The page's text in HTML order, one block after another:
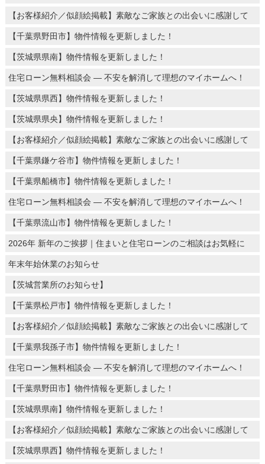
【お客様紹介／似顔絵掲載】素敵なご家族との出会いに感謝して
【千葉県野田市】物件情報を更新しました！
【茨城県県南】物件情報を更新しました！
住宅ローン無料相談会 ― 不安を解消して理想のマイホームへ！
【茨城県県西】物件情報を更新しました！
【茨城県県央】物件情報を更新しました！
【お客様紹介／似顔絵掲載】素敵なご家族との出会いに感謝して
【千葉県鎌ケ谷市】物件情報を更新しました！
【千葉県船橋市】物件情報を更新しました！
住宅ローン無料相談会 ― 不安を解消して理想のマイホームへ！
【千葉県流山市】物件情報を更新しました！
2026年 新年のご挨拶｜住まいと住宅ローンのご相談はお気軽に
年末年始休業のお知らせ
【茨城営業所のお知らせ】
【千葉県松戸市】物件情報を更新しました！
【お客様紹介／似顔絵掲載】素敵なご家族との出会いに感謝して
【千葉県我孫子市】物件情報を更新しました！
住宅ローン無料相談会 ― 不安を解消して理想のマイホームへ！
【千葉県野田市】物件情報を更新しました！
【茨城県県南】物件情報を更新しました！
【お客様紹介／似顔絵掲載】素敵なご家族との出会いに感謝して
【茨城県県西】物件情報を更新しました！